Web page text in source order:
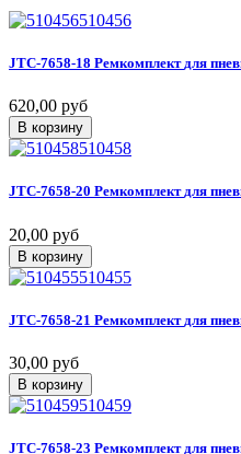
510456
JTC-7658-18 Ремкомплект для
620,00 руб
В корзину
510458
JTC-7658-20 Ремкомплект для
20,00 руб
В корзину
510455
JTC-7658-21 Ремкомплект для
30,00 руб
В корзину
510459
JTC-7658-23 Ремкомплект для